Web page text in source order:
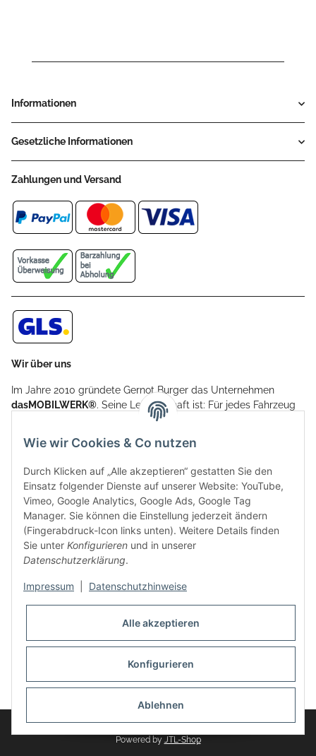
Informationen
Gesetzliche Informationen
Zahlungen und Versand
Wir über uns
Im Jahre 2010 gründete Gernot Burger das Unternehmen
dasMOBILWERK®. Seine Leidenschaft ist: Für jedes Fahrzeug
ein Car Cover anzubieten - passgenau und individuell.
weitere Produkte, wie Reifenschuhe, Hardtopständer hinzu.
sind mit hochwertigen Techniken und Materialien gefertigt.
dasMOBILWERK® ist seit der Gründung ein
Familienunternehmen, welches sich seit 2010 auf
Wachstumskurs befindet. Hier haben Sie zu den üblichen
Geschäftszeiten immer einen persönlichen Ansprechpartner,
sofern Sie Fragen rund um die Produkte von dasMOBILWERK
* Alle Preise inkl. gesetzlicher USt., zzgl.Versand
Powered by JTL-Shop
Wie wir Cookies & Co nutzen
Durch Klicken auf „Alle akzeptieren“ gestatten Sie den
Einsatz folgender Dienste auf unserer Website: YouTube,
Vimeo, Google Analytics, Google Ads, Google Tag
Manager. Sie können die Einstellung jederzeit ändern
(Fingerabdruck-Icon links unten). Weitere Details finden
Sie unter Konfigurieren und in unserer
Datenschutzerklärung.
Impressum Datenschutzhinweise
Alle akzeptieren
Konfigurieren
Ablehnen